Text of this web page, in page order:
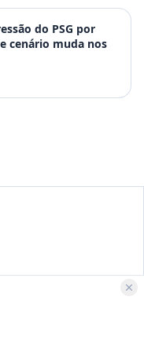
do PSG por
cenário muda nos
experiência digital.